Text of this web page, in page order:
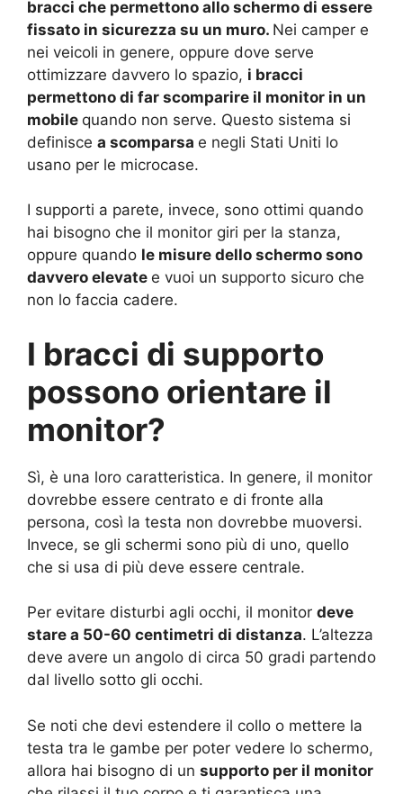
bracci che permettono allo schermo di essere
fissato in sicurezza su un muro. Nei camper e
nei veicoli in genere, oppure dove serve
ottimizzare davvero lo spazio, i bracci
permettono di far scomparire il monitor in un
mobile quando non serve. Questo sistema si
definisce a scomparsa e negli Stati Uniti lo
usano per le microcase.
I supporti a parete, invece, sono ottimi quando
hai bisogno che il monitor giri per la stanza,
oppure quando le misure dello schermo sono
davvero elevate e vuoi un supporto sicuro che
non lo faccia cadere.
I bracci di supporto
possono orientare il
monitor?
Sì, è una loro caratteristica. In genere, il monitor
dovrebbe essere centrato e di fronte alla
persona, così la testa non dovrebbe muoversi.
Invece, se gli schermi sono più di uno, quello
che si usa di più deve essere centrale.
Per evitare disturbi agli occhi, il monitor deve
stare a 50-60 centimetri di distanza. L’altezza
deve avere un angolo di circa 50 gradi partendo
dal livello sotto gli occhi.
Se noti che devi estendere il collo o mettere la
testa tra le gambe per poter vedere lo schermo,
allora hai bisogno di un supporto per il monitor